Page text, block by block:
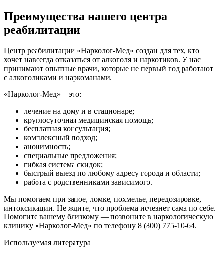
Преимущества нашего центра
реабилитации
Центр реабилитации «Нарколог-Мед» создан для тех, кто
хочет навсегда отказаться от алкоголя и наркотиков. У нас
принимают опытные врачи, которые не первый год работают
с алкоголиками и наркоманами.
«Нарколог-Мед» – это:
лечение на дому и в стационаре;
круглосуточная медицинская помощь;
бесплатная консультация;
комплексный подход;
анонимность;
специальные предложения;
гибкая система скидок;
быстрый выезд по любому адресу города и области;
работа с родственниками зависимого.
Мы помогаем при запое, ломке, похмелье, передозировке,
интоксикации. Не ждите, что проблема исчезнет сама по себе.
Помогите вашему близкому — позвоните в наркологическую
клинику «Нарколог-Мед» по телефону 8 (800) 775-10-64.
Используемая литература